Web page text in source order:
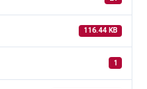
116.44 KB
1